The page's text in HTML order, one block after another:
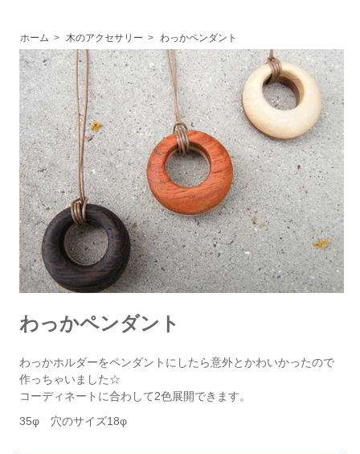
ホーム > 木のアクセサリー > わっかペンダント
わっかペンダント
わっかホルダーをペンダントにしたら意外とかわいかったので
作っちゃいました☆
コーディネートに合わして2色展開できます。
35φ 穴のサイズ18φ